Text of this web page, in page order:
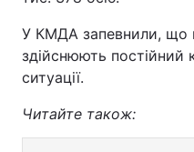
У КМДА запевнили, що
здійснюють постійний
ситуації.
Читайте також: